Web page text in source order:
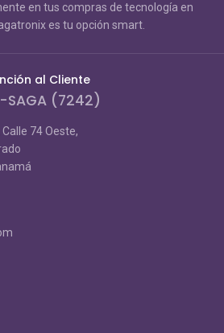
en tus compras de tecnología en
es tu opción smart.
al Cliente
SAGA (7242)
74 Oeste,